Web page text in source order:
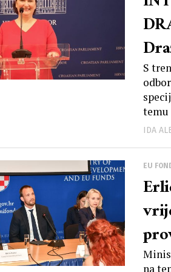
S
temu
IDA
EU
na